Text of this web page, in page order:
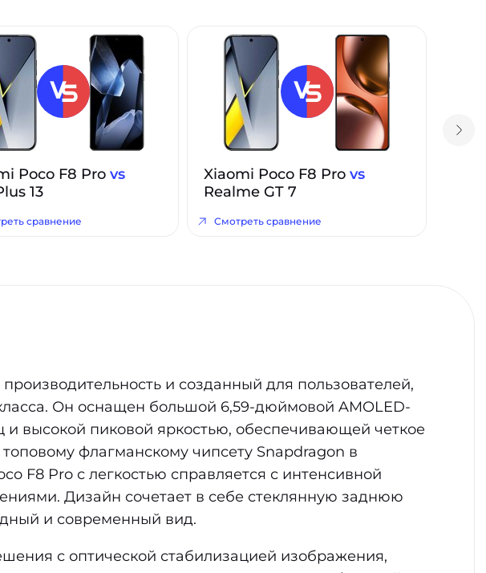
Poco F8 Pro vs
13
сравнение
Xiaomi Poco F8 Pro vs
Realme GT 7
Смотреть сравнение
и созданный для пользователей,
Он оснащен большой 6,59-дюймовой AMOLED-
и высокой пиковой яркостью, обеспечивающей четкое
флагманскому чипсету Snapdragon в
F8 Pro с легкостью справляется с интенсивной
Дизайн сочетает в себе стеклянную заднюю
и современный вид.
с оптической стабилизацией изображения,